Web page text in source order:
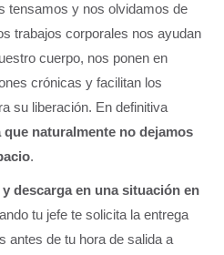
tensamos y nos olvidamos de
trabajos corporales nos ayudan
cuerpo, nos ponen en
crónicas y facilitan los
su liberación. En definitiva
naturalmente no dejamos
.
y descarga en una situación en
tu jefe te solicita la entrega
antes de tu hora de salida a